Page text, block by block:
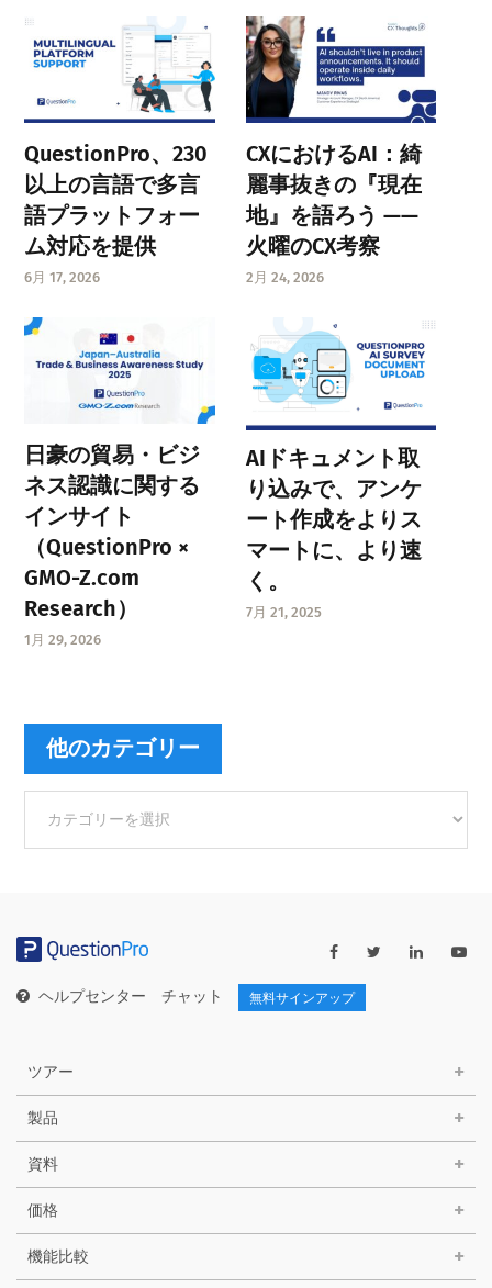
QuestionPro、230
以上の言語で多言
語プラットフォー
ム対応を提供
6月 17, 2026
CXにおけるAI：綺
麗事抜きの『現在
地』を語ろう ——
火曜のCX考察
2月 24, 2026
日豪の貿易・ビジ
ネス認識に関する
インサイト
（QuestionPro ×
GMO-Z.com
Research）
1月 29, 2026
AIドキュメント取
り込みで、アンケ
ート作成をよりス
マートに、より速
く。
7月 21, 2025
他のカテゴリー
カ
ー
ヘルプセンター チャット 無料サインアップ
ツアー
製品
資料
価格
機能比較